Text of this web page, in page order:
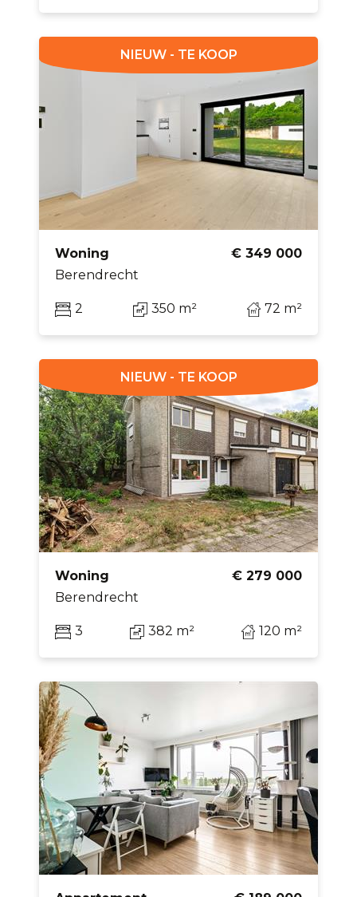
NIEUW - TE KOOP
Woning
€ 349 000
Berendrecht
2 350 m² 72 m²
NIEUW - TE KOOP
Woning
€ 279 000
Berendrecht
3 382 m² 120 m²